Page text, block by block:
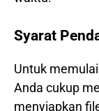
Syarat
Untuk
Anda cukup
menyiapkan